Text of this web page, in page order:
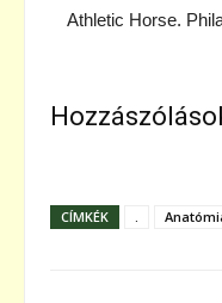
Athletic Horse.
CÍMKÉK